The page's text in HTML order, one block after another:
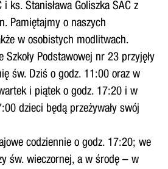
i ks. Stanisława Goliszka SAC z
Pamiętajmy o naszych
w osobistych modlitwach.
Szkoły Podstawowej nr 23 przyjęły
św. Dziś o godz. 11:00 oraz w
i piątek o godz. 17:20 i w
dzieci będą przeżywały swój
codziennie o godz. 17:20; we
św. wieczornej, a w środę – w